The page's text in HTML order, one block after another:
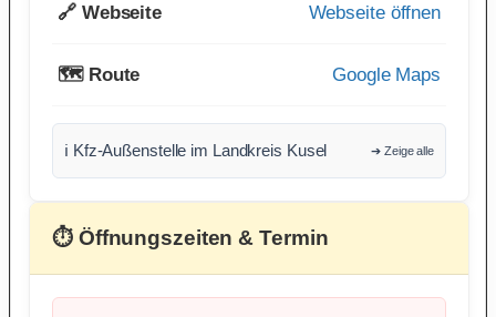
🔗 Webseite Webseite öffnen
🗺️ Route Google Maps
ℹ️ Kfz-Außenstelle im Landkreis Kusel ➔ Zeige alle
⏱ Öffnungszeiten & Termin